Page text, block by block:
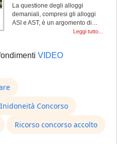
La questione degli alloggi
demaniali, compresi gli alloggi
ASI e AST, è un argomento di…
Leggi tutto...
VIDEO
Inidoneità Concorso
Ricorso concorso accolto